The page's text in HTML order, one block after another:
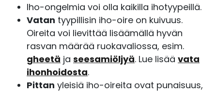
Iho-ongelmia voi olla kaikilla ihotyypeillä.
Vatan tyypillisin iho-oire on kuivuus.
Oireita voi lievittää lisäämällä hyvän
rasvan määrää ruokavaliossa, esim.
gheetä ja seesamiöljyä. Lue lisää vata
ihonhoidosta.
Pittan yleisiä iho-oireita ovat punaisuus,